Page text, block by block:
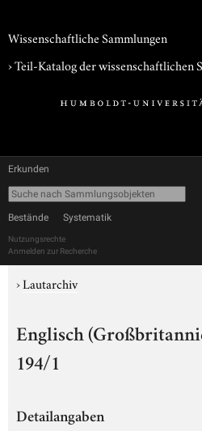
Wissenschaftliche Sammlungen
› Teil-Katalog der wissenschaftlichen
Erkunden
Bestände Systematik
Nutzungsrechte
Anmelden zur Recherche
›Lautarchiv
Englisch
194/1
Detailangaben